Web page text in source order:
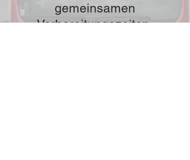
gemeinsamen
Vorbereitungszeiten.